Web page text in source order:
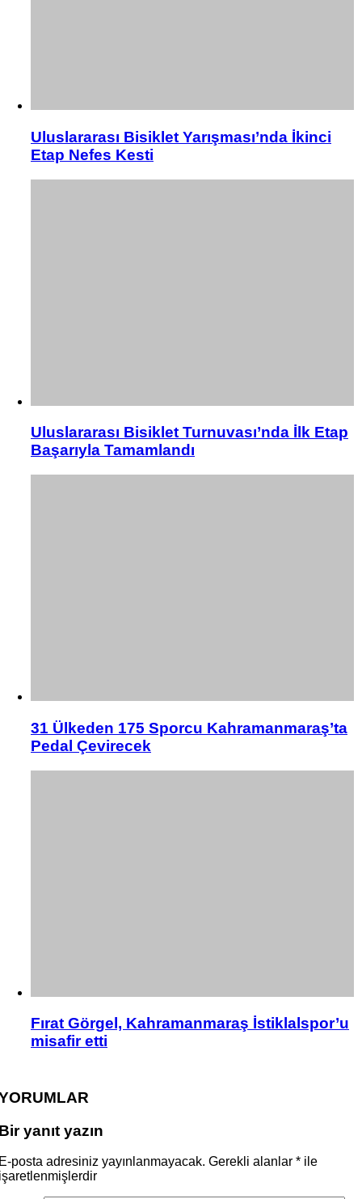
Uluslararası Bisiklet Yarışması’nda İkinci
Etap Nefes Kesti
Uluslararası Bisiklet Turnuvası’nda İlk Etap
Başarıyla Tamamlandı
31 Ülkeden 175 Sporcu Kahramanmaraş’ta
Pedal Çevirecek
Fırat Görgel, Kahramanmaraş İstiklalspor’u
misafir etti
yanıt yazın
posta adresiniz yayınlanmayacak. Gerekli alanlar * ile